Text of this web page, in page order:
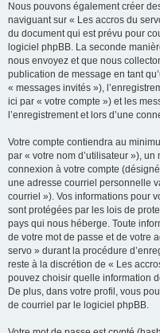
Nous pouvons également créer
naviguant sur « Les accros du
du document qui est prévu pour
logiciel phpBB. La seconde
nous envoyez et que nous
publication de message en tant
« messages invités »),
ici par « votre compte ») et les
l’enregistrement et lors d’une
Votre compte contiendra au
par « votre nom d’utilisateur »),
connexion à votre compte
une adresse courriel personnelle
courriel »). Vos informations pour
sont protégées par les lois de
pays qui nous héberge. Toute
de votre mot de passe et de votre
servo » durant la procédure
reste à la discrétion de « Les
pouvez choisir quelle information
De plus, dans votre profil, vous
de courriel par le logiciel phpBB.